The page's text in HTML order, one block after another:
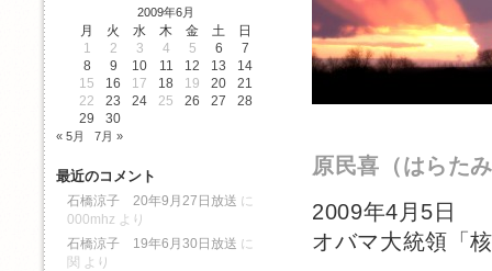
原民喜（はらた
2009年4月5日
オバマ大統領「
2009年6月
月 火 水 木 金 土
日
1
2 3 4 5 6
7
8
9 10 11 12 13
14
15
16 17 18 19 20
21
22
23 24 25 26 27
28
29
30
« 5月 7月 »
最近のコメント
石橋涼子 20年9月27日放送 に
000mhz より
石橋涼子 19年6月30日放送 に
関 より